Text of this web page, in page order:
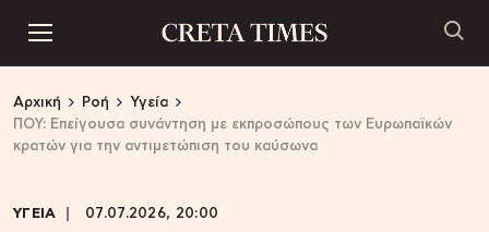
Αρχική Ροή
Υγεία
ΠΟΥ: Επείγουσα συνάντηση με εκπροσώπους των Ευρωπαϊκών
κρατών για την αντιμετώπιση του καύσωνα
ΥΓΕΙΑ 07.07.2026, 20:00